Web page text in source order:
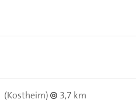
(Kostheim)
3,7 km